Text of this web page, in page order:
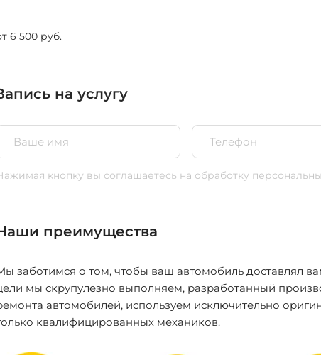
6 500 руб.
на услугу
кнопку вы соглашаетесь на обработку
преимущества
заботимся о том, чтобы ваш автомобиль доставлял
мы скрупулезно выполняем, разработанный
автомобилей, используем исключительно
квалифицированных механиков.